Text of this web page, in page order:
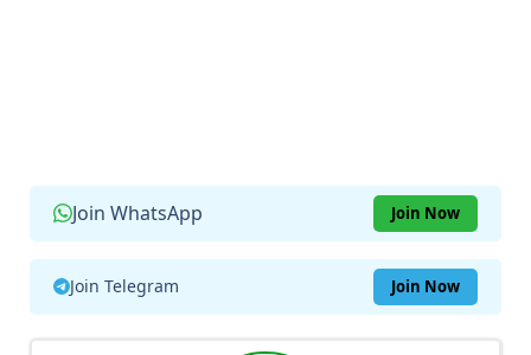
Join WhatsApp Join Now
Join Telegram Join Now